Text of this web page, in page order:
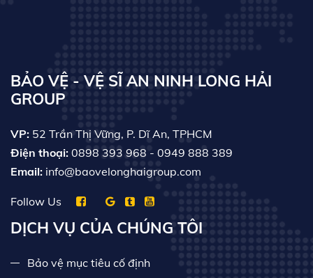
BẢO VỆ - VỆ SĨ AN NINH LONG HẢI
GROUP
VP: 52 Trần Thị Vững, P. Dĩ An, TPHCM
Điện thoại: 0898 393 968 - 0949 888 389
Email: info@baovelonghaigroup.com
Follow Us
DỊCH VỤ CỦA CHÚNG TÔI
Bảo vệ mục tiêu cố định